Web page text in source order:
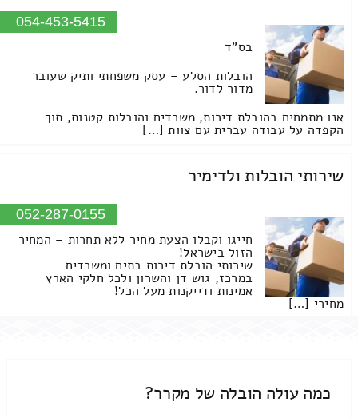
054-453-5415
בס"ד
הובלות הסלע – עסק משפחתי ותיק שעובר
מדור לדור.
אנו מתמחים בהובלת דירות, משרדים והובלות קטנות, תוך
הקפדה על עבודה עברית עם צוות […]
שירותי הובלות ולדימיר
052-287-0155
חייגו וקבלו הצעת מחיר ללא תחרות – המחיר
הזול בישראל!
שירותי הובלת דירות בתים ומשרדים
במרכז, גוש דן והשרון ולכל חלקי הארץ
אמינות ודייקנות מעל הכל!
מחירי […]
כמה עולה הובלה של מקרר?